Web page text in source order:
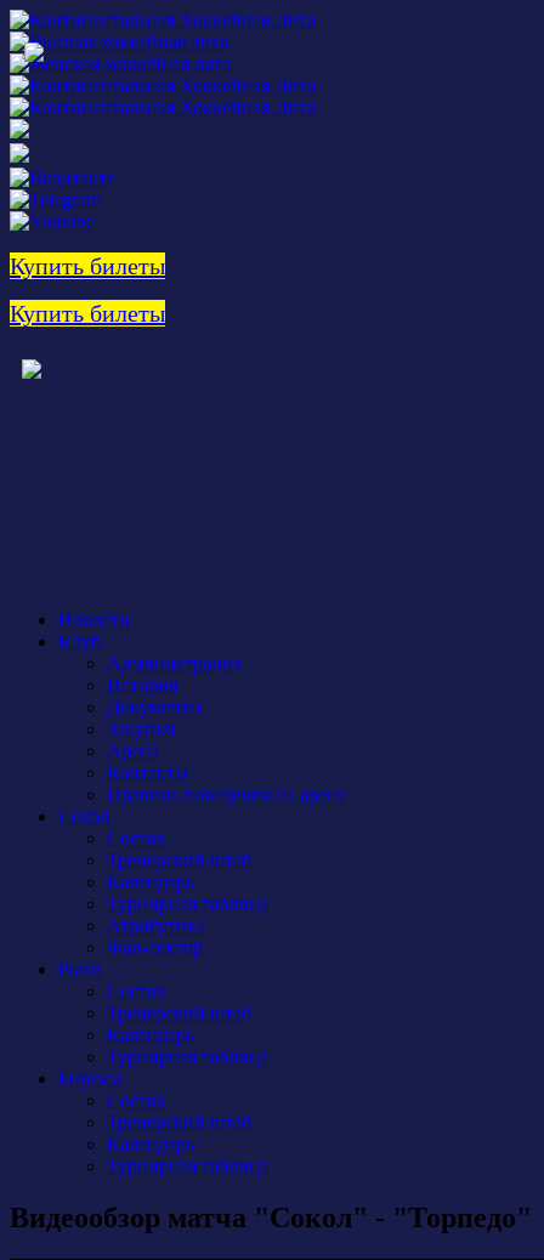
Купить билеты
Купить билеты
Новости
Клуб
Администрация
История
Документы
Закупки
Арена
Контакты
Правила поведения на арене
Сокол
Состав
Тренерский штаб
Календарь
Турнирная таблица
Атрибутика
Фан-сектор
Рыси
Состав
Тренерский штаб
Календарь
Турнирная таблица
Бирюса
Состав
Тренерский штаб
Календарь
Турнирная таблица
Видеообзор матча "Сокол" - "Торпедо"